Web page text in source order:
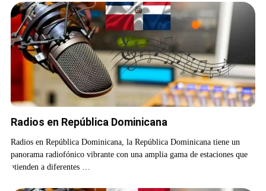
Radios en República Dominicana
Radios en República Dominicana, la República Dominicana tiene un
panorama radiofónico vibrante con una amplia gama de estaciones que
atienden a diferentes …